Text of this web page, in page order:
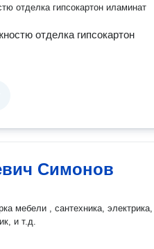
отделка гипсокартон иламинат
отделка гипсокартон
Симонов
мебели , сантехника, электрика,
и т.д.